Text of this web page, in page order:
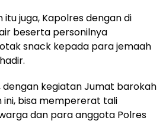
juga, Kapolres dengan di
beserta personilnya
snack kepada para jemaah
kegiatan Jumat barokah
ini, bisa mempererat tali
dan para anggota Polres